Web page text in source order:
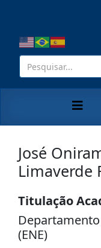
José
Limaverde
Titulação
(ENE)